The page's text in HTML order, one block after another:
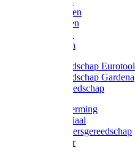
Gazonharken
Asfaltharken
Hooiharken
Handgereedschap Eurotool
Handgereedschap Gardena
Kindergereedschap
Kniebescherming
Afzetmateriaal
Stratenmakersgereedschap
Straathamer